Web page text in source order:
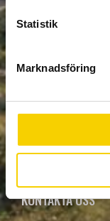
c
k
s
v
a
l
Statistik
Marknadsföring
Your personal
KONTAKTA OSS